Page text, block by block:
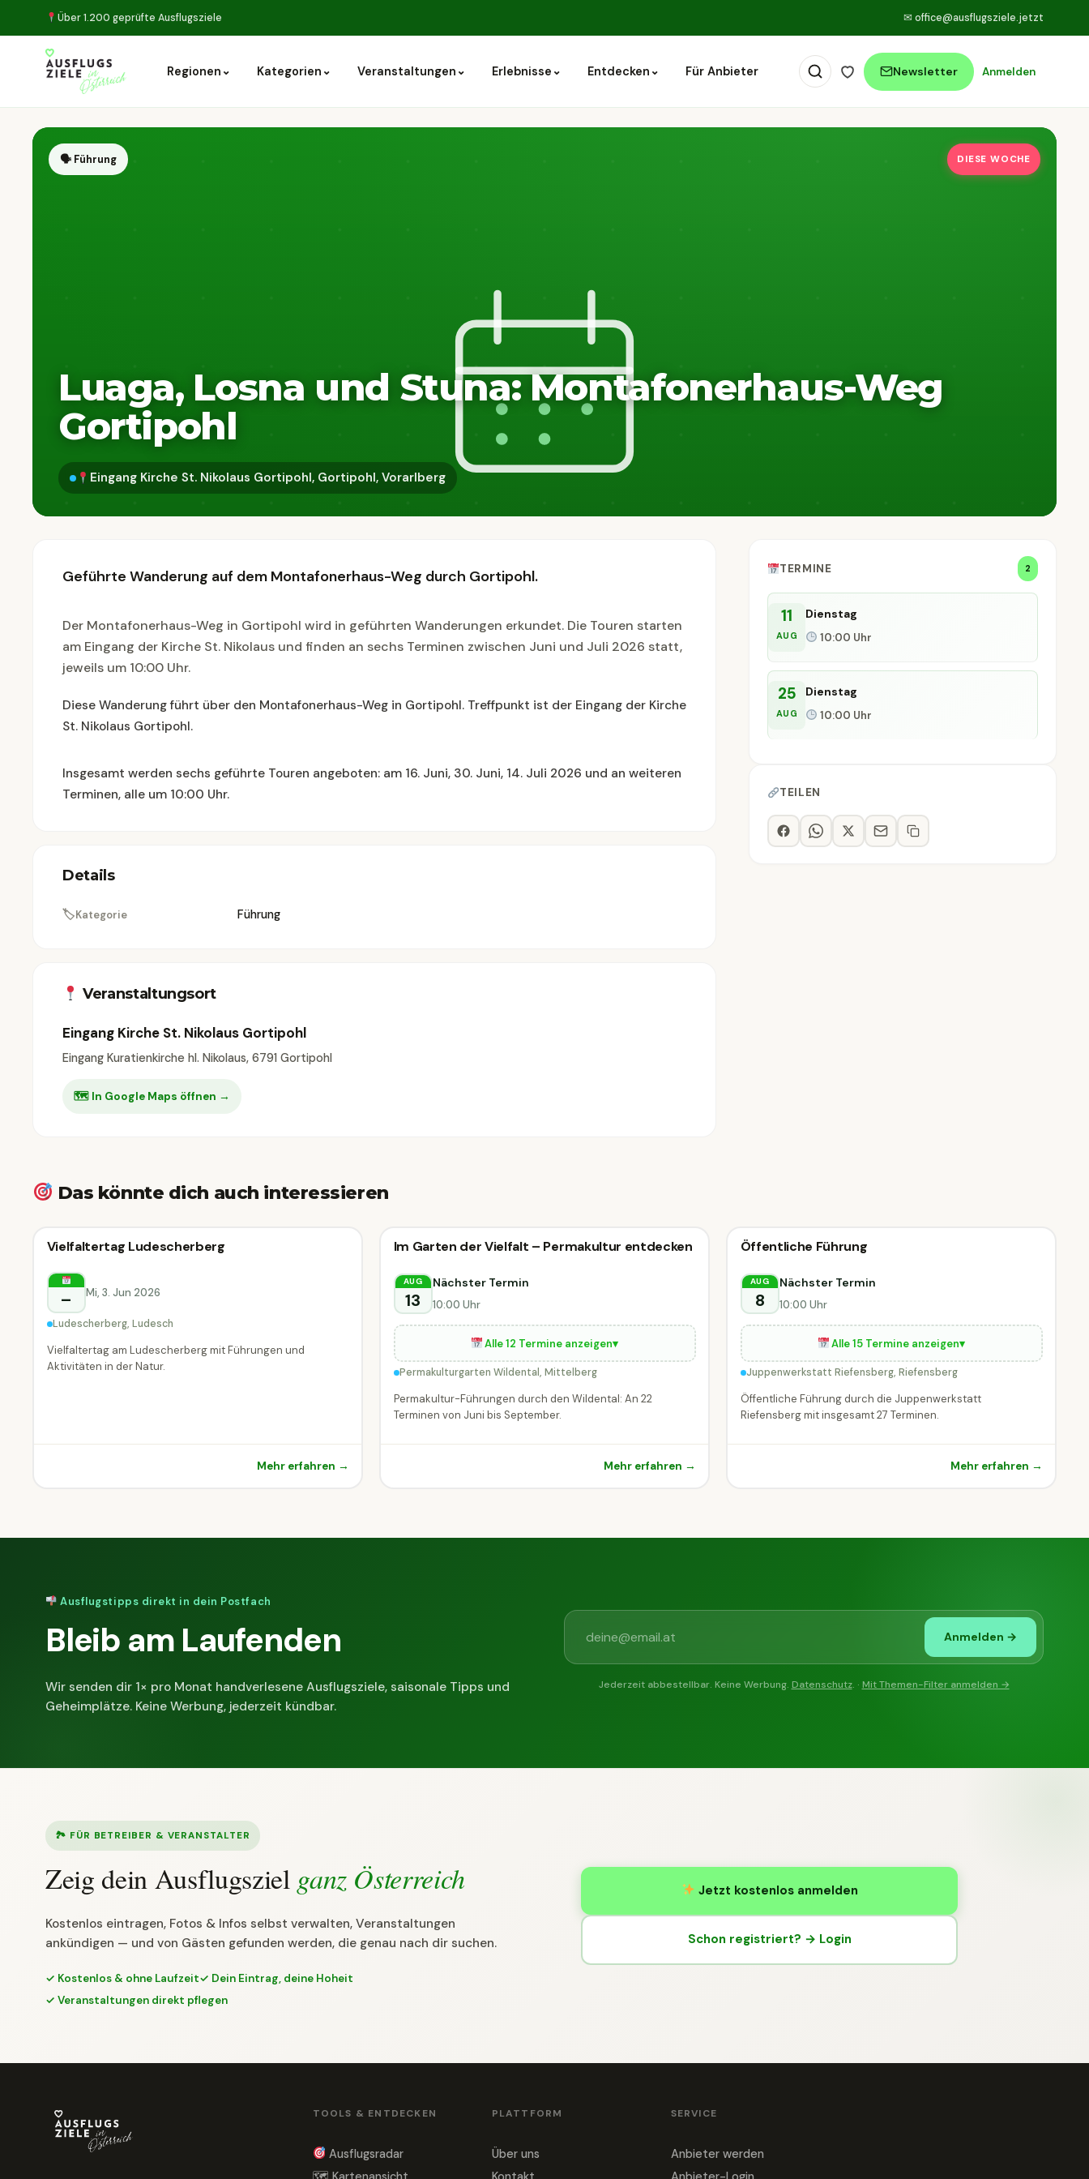
Über 1.200 geprüfte Ausflugsziele ✉ office@ausflugsziele.jetzt
Regionen ⌄ Kategorien ⌄ Veranstaltungen ⌄ Erlebnisse ⌄ Entdecken ⌄ Für Anbieter Newsletter Anmelden
🗣 Führung DIESE WOCHE
Luaga, Losna und Stuna: Montafonerhaus-Weg
Gortipohl
Eingang Kirche St. Nikolaus Gortipohl, Gortipohl, Vorarlberg
Geführte Wanderung auf dem Montafonerhaus-Weg durch Gortipohl.
Der Montafonerhaus-Weg in Gortipohl wird in geführten Wanderungen erkundet. Die Touren starten
am Eingang der Kirche St. Nikolaus und finden an sechs Terminen zwischen Juni und Juli 2026 statt,
jeweils um 10:00 Uhr.
Diese Wanderung führt über den Montafonerhaus-Weg in Gortipohl. Treffpunkt ist der Eingang der Kirche
St. Nikolaus Gortipohl.
Insgesamt werden sechs geführte Touren angeboten: am 16. Juni, 30. Juni, 14. Juli 2026 und an weiteren
Terminen, alle um 10:00 Uhr.
Details
🏷Kategorie Führung
Veranstaltungsort
Eingang Kirche St. Nikolaus Gortipohl
Eingang Kuratienkirche hl. Nikolaus, 6791 Gortipohl
🗺 In Google Maps öffnen →
TERMINE 2
11
AUG
Dienstag
10:00 Uhr
25
AUG
Dienstag
10:00 Uhr
TEILEN
Das könnte dich auch interessieren
🗣
Führung
Ludesch
🗣 Führung
Vielfaltertag Ludescherberg
– Mi, 3. Jun 2026
Ludescherberg, Ludesch
Vielfaltertag am Ludescherberg mit Führungen und
Aktivitäten in der Natur.
Mehr erfahren →
🗣
Führung
Mittelberg
🗣 Führung DIESE WOCHE
Im Garten der Vielfalt – Permakultur entdecken
AUG
13
Nächster Termin
10:00 Uhr
Alle 12 Termine anzeigen▾
Permakulturgarten Wildental, Mittelberg
Permakultur-Führungen durch den Wildental: An 22
Terminen von Juni bis September.
Mehr erfahren →
🗣
Führung
Riefensberg
🗣 Führung
Öffentliche Führung
AUG
8
Nächster Termin
10:00 Uhr
Alle 15 Termine anzeigen▾
Juppenwerkstatt Riefensberg, Riefensberg
Öffentliche Führung durch die Juppenwerkstatt
Riefensberg mit insgesamt 27 Terminen.
Mehr erfahren →
Ausflugstipps direkt in dein Postfach
Bleib am Laufenden
Wir senden dir 1× pro Monat handverlesene Ausflugsziele, saisonale Tipps und
Geheimplätze. Keine Werbung, jederzeit kündbar.
Anmelden →
Jederzeit abbestellbar. Keine Werbung. Datenschutz. · Mit Themen-Filter anmelden →
🏞 FÜR BETREIBER & VERANSTALTER
Zeig dein Ausflugsziel ganz Österreich
Kostenlos eintragen, Fotos & Infos selbst verwalten, Veranstaltungen
ankündigen — und von Gästen gefunden werden, die genau nach dir suchen.
✓ Kostenlos & ohne Laufzeit✓ Dein Eintrag, deine Hoheit
✓ Veranstaltungen direkt pflegen
Jetzt kostenlos anmelden
Schon registriert? → Login
TOOLS & ENTDECKEN
Ausflugsradar
PLATTFORM
Über uns
SERVICE
Anbieter werden